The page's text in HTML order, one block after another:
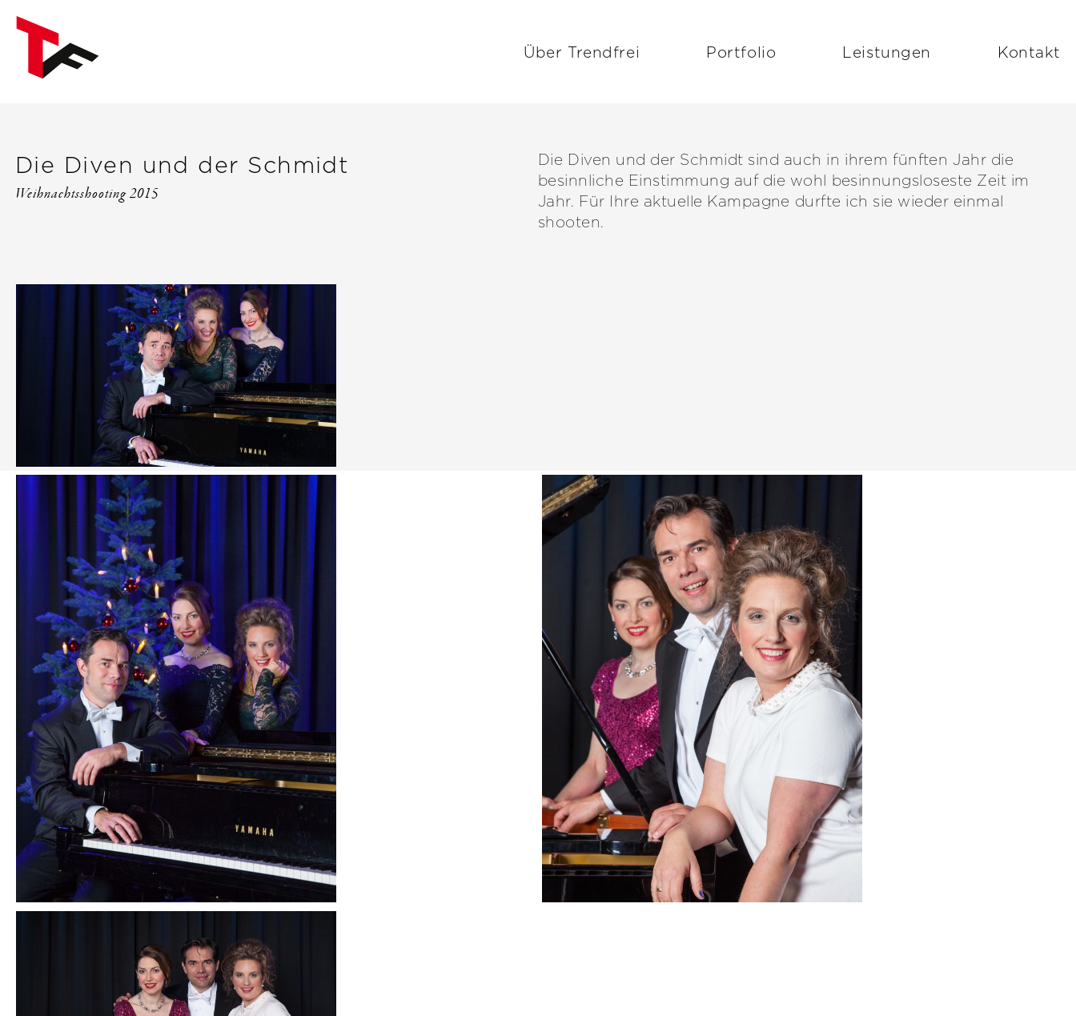
Über Trendfrei Portfolio Leistungen Kontakt
Die Diven und der Schmidt
Weihnachtsshooting 2015
Die Diven und der Schmidt sind auch in ihrem fünften Jahr die
besinnliche Einstimmung auf die wohl besinnungsloseste Zeit im
Jahr. Für Ihre aktuelle Kampagne durfte ich sie wieder einmal
shooten.